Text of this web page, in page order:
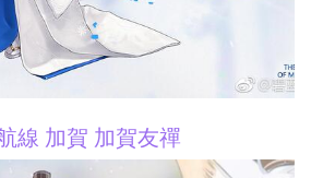
線 加賀 加賀友禪